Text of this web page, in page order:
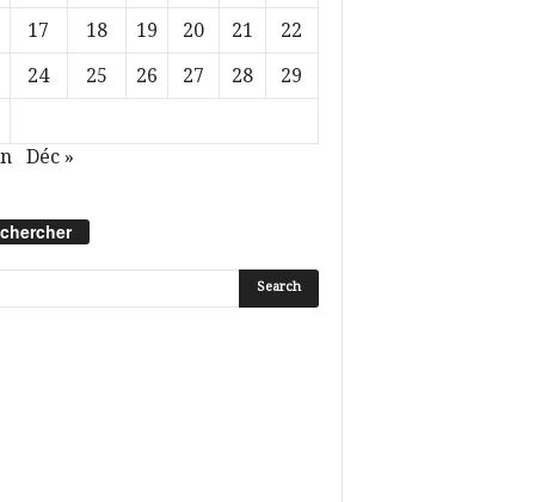
17 18 19 20 21
22
24
25 26 27 28 29
Déc »